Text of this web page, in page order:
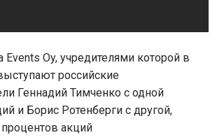
Events Oy, учредителями которой в
российские
Геннадий Тимченко с одной
и Борис Ротенберги с другой,
акций